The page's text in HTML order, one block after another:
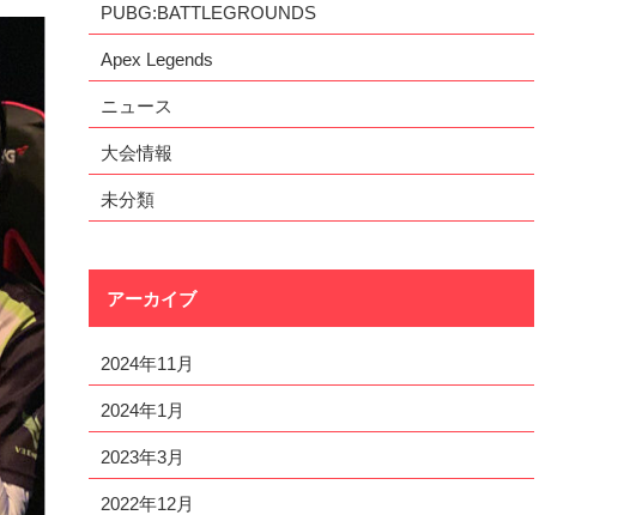
PUBG:BATTLEGROUNDS
Apex Legends
ニュース
大会情報
未分類
アーカイブ
2024年11月
2024年1月
2023年3月
2022年12月